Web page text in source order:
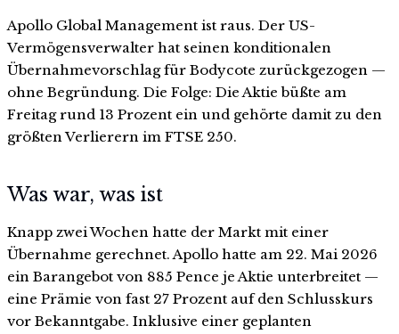
Apollo Global Management ist raus. Der US-
Vermögensverwalter hat seinen konditionalen
Übernahmevorschlag für Bodycote zurückgezogen —
ohne Begründung. Die Folge: Die Aktie büßte am
Freitag rund 13 Prozent ein und gehörte damit zu den
größten Verlierern im FTSE 250.
Was war, was ist
Knapp zwei Wochen hatte der Markt mit einer
Übernahme gerechnet. Apollo hatte am 22. Mai 2026
ein Barangebot von 885 Pence je Aktie unterbreitet —
eine Prämie von fast 27 Prozent auf den Schlusskurs
vor Bekanntgabe. Inklusive einer geplanten